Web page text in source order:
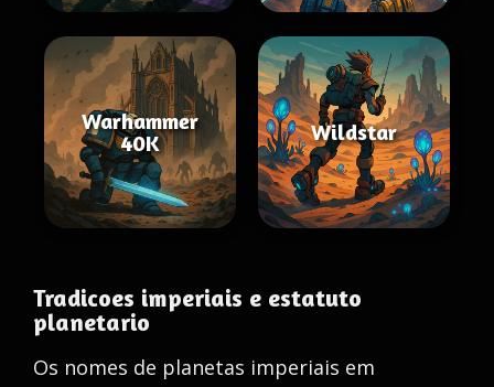
Warhammer
40K
Wildstar
Tradicoes imperiais e estatuto
planetario
Os nomes de planetas imperiais em